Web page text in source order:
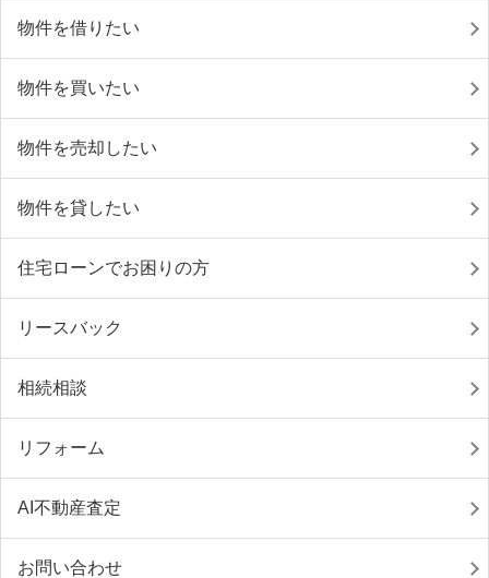
物件を借りたい
物件を買いたい
物件を売却したい
物件を貸したい
住宅ローンでお困りの方
リースバック
相続相談
リフォーム
AI不動産査定
お問い合わせ